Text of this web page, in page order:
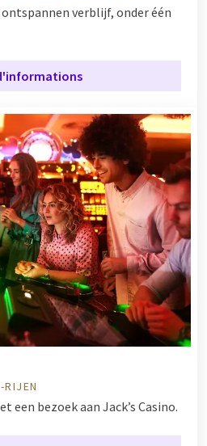
verblijf, onder één
RIJEN
een bezoek aan Jack’s Casino.